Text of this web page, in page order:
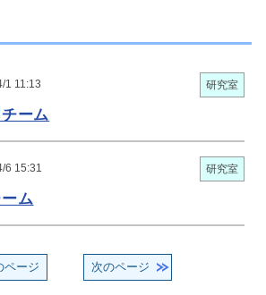
1 11:13 研究室
ーム
6 15:31 研究室
ム
ページ 次のページ